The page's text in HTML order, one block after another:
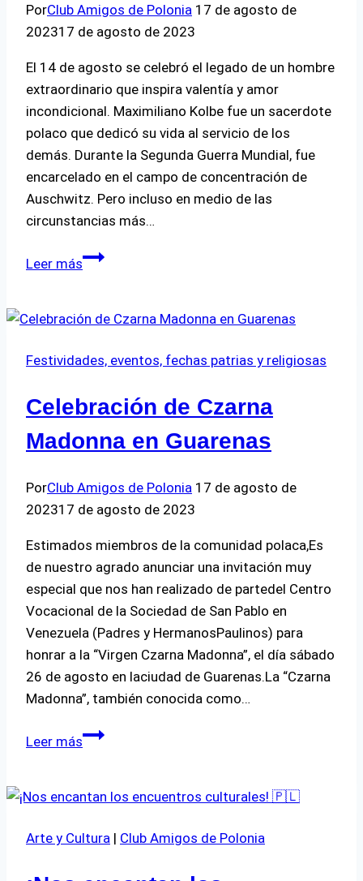
PorClub Amigos de Polonia 17 de agosto de
202317 de agosto de 2023
El 14 de agosto se celebró el legado de un hombre
extraordinario que inspira valentía y amor
incondicional. Maximiliano Kolbe fue un sacerdote
polaco que dedicó su vida al servicio de los
demás. Durante la Segunda Guerra Mundial, fue
encarcelado en el campo de concentración de
Auschwitz. Pero incluso en medio de las
circunstancias más…
Leer másMaximiliano
Festividades, eventos, fechas patrias y religiosas
Celebración de Czarna
Madonna en Guarenas
PorClub Amigos de Polonia 17 de agosto de
202317 de agosto de 2023
Estimados miembros de la comunidad polaca,Es
de nuestro agrado anunciar una invitación muy
especial que nos han realizado de partedel Centro
Vocacional de la Sociedad de San Pablo en
Venezuela (Padres y HermanosPaulinos) para
honrar a la “Virgen Czarna Madonna”, el día sábado
26 de agosto en laciudad de Guarenas.La “Czarna
Madonna”, también conocida como…
Leer másCelebración
Madonna
Guarenas
Arte y Cultura | Club Amigos de Polonia